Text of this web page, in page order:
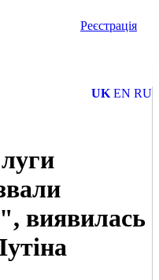
Реєстрація
UK EN RU
виявилась